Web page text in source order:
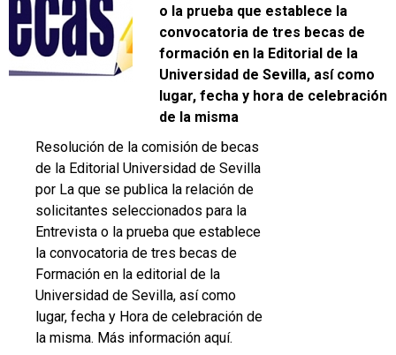
o la prueba que establece la
convocatoria de tres becas de
formación en la Editorial de la
Universidad de Sevilla, así como
lugar, fecha y hora de celebración
de la misma
Resolución de la comisión de becas
de la Editorial Universidad de Sevilla
por La que se publica la relación de
solicitantes seleccionados para la
Entrevista o la prueba que establece
la convocatoria de tres becas de
Formación en la editorial de la
Universidad de Sevilla, así como
lugar, fecha y Hora de celebración de
la misma. Más información aquí.